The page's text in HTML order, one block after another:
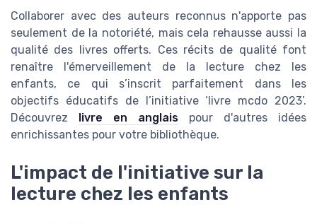
Collaborer avec des auteurs reconnus n'apporte pas
seulement de la notoriété, mais cela rehausse aussi la
qualité des livres offerts. Ces récits de qualité font
renaître l'émerveillement de la lecture chez les
enfants, ce qui s’inscrit parfaitement dans les
objectifs éducatifs de l’initiative ‘livre mcdo 2023’.
Découvrez livre en anglais pour d'autres idées
enrichissantes pour votre bibliothèque.
L'impact de l'initiative sur la
lecture chez les enfants